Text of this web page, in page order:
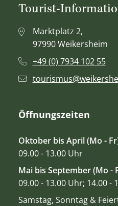
Tourist-
Marktplatz 2,
97990 Weikersheim
+49 (0) 7934 102 55
Öffnungszeiten
Oktober bis April (Mo -
09.00 - 13.00 Uhr
Mai bis September (Mo -
09.00 - 13.00 Uhr; 14.00 -
Samstag, Sonntag &